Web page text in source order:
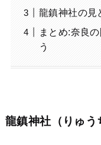
龍鎮神社の見
まとめ:奈良
う
龍鎮神社（りゅう